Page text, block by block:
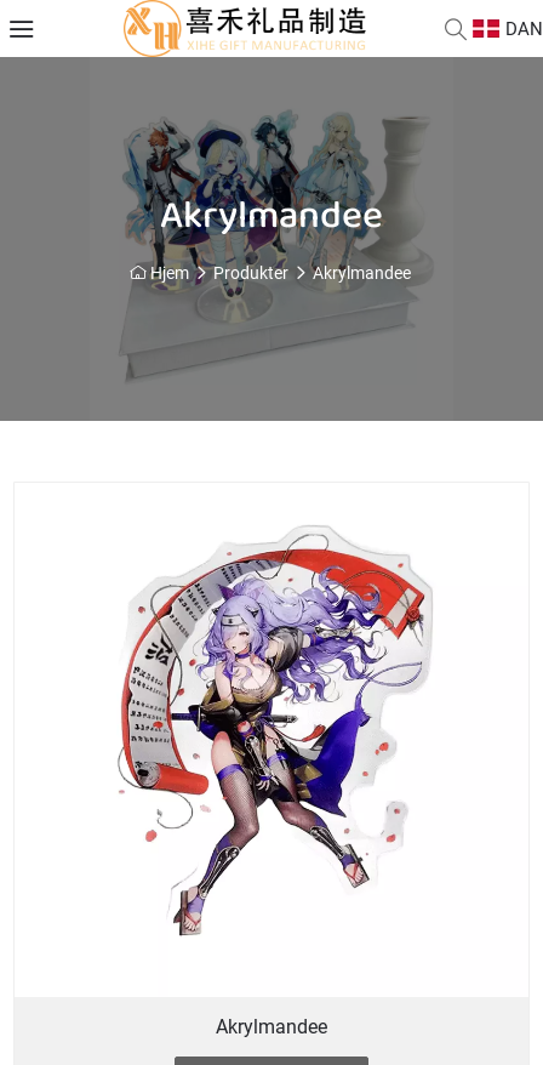
DAN
Akrylmandee
Hjem Produkter Akrylmandee
Akrylmandee